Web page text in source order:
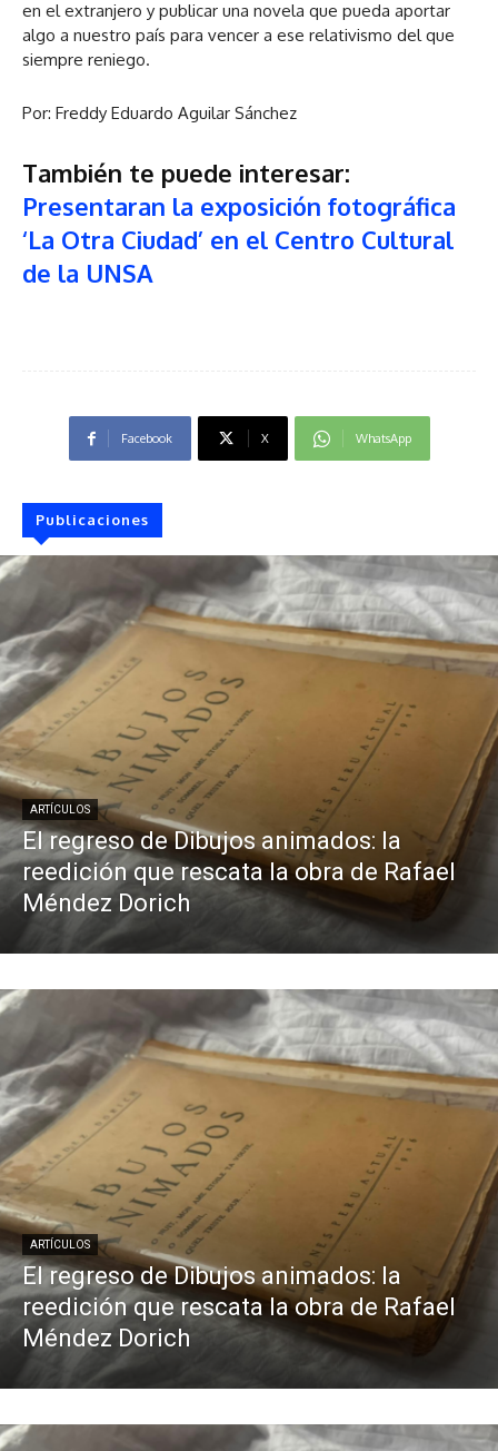
en el extranjero y publicar una novela que pueda aportar
algo a nuestro país para vencer a ese relativismo del que
siempre reniego.
Por: Freddy Eduardo Aguilar Sánchez
También te puede interesar:
Presentaran la exposición fotográfica
‘La Otra Ciudad’ en el Centro Cultural
de la UNSA
Facebook X WhatsApp
Publicaciones
ARTÍCULOS
El regreso de Dibujos animados: la
reedición que rescata la obra de Rafael
Méndez Dorich
ARTÍCULOS
El regreso de Dibujos animados: la
reedición que rescata la obra de Rafael
Méndez Dorich